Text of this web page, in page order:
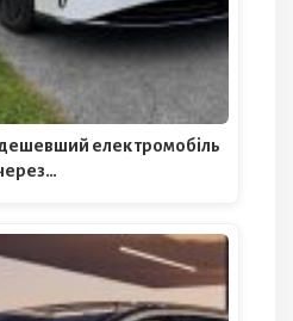
електромобіль